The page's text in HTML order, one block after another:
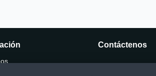
Contáctenos